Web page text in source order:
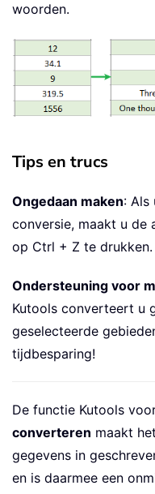
woorden.
Tips en trucs
Ongedaan maken: Als
conversie, maakt u de
op Ctrl + Z te drukken.
Ondersteuning voor
Kutools converteert u
geselecteerde
tijdbesparing!
De functie Kutools
converteren maakt
gegevens in
en is daarmee een